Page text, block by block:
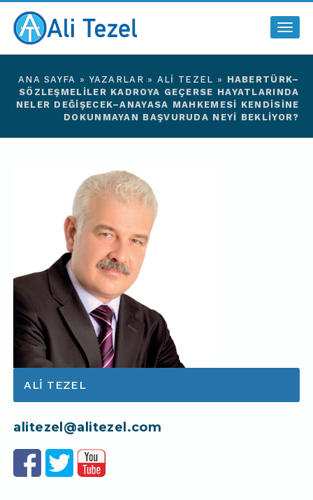
ANA SAYFA »YAZARLAR » ALI TEZEL » HABERTÜRK–
SÖZLEŞMELILER KADROYA GEÇERSE HAYATLARINDA
NELER DEĞIŞECEK–ANAYASA MAHKEMESI KENDISINE
DOKUNMAYAN BAŞVURUDA NEYI BEKLIYOR?
ALI TEZEL
alitezel@alitezel.com